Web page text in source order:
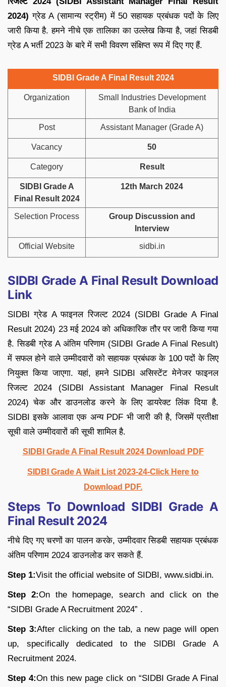
2024) ग्रेड A (सामान्य स्ट्रीम) में 50 सहायक प्रबंधक पदों के लिए
जारी किया है. हमने नीचे एक तालिका का उल्लेख किया है, जहां सिडबी
ग्रेड A भर्ती 2023 के बारे में सभी विवरण संक्षिप्त रूप में दिए गए हैं.
SIDBI Grade A Final Result 2024
Organization
Small Industries Development
Bank of India
Post Assistant Manager (Grade A)
Vacancy 50
Category Result
SIDBI Grade A
Final Result 2024
12th March 2024
Selection Process
Group Discussion and
Interview
Official Website sidbi.in
SIDBI Grade A Final Result Download
Link
SIDBI ग्रेड A फाइनल रिजल्ट 2024 (SIDBI Grade A Final
Result 2024) 23 मई 2024 को अधिकारिक तौर पर जारी किया गया
है. सिडबी ग्रेड A अंतिम परिणाम (SIDBI Grade A Final Result)
में सफल होने वाले उम्मीदवारों को सहायक प्रबंधक के 100 पदों के लिए
नियुक्त किया जाएगा. यहां, हमने SIDBI असिस्टेंट मेनेजर फाइनल
रिजल्ट 2024 (SIDBI Assistant Manager Final Result
2024) चेक और डाउनलोड करने के लिए डायरेक्ट लिंक दिया है.
SIDBI इसके आलावा एक अन्य PDF भी जारी की है, जिसमें प्रतीक्षा
सूची वाले उम्मीदवारों की सूची शामिल है.
SIDBI Grade A Final Result 2024 Download PDF
SIDBI Grade A Wait List 2023-24-Click Here to
Download PDF.
Steps To Download SIDBI Grade A
Final Result 2024
नीचे दिए गए चरणों का पालन करके, उम्मीदवार सिडबी सहायक प्रबंधक
अंतिम परिणाम 2024 डाउनलोड कर सकते हैं.
Step 1:Visit the official website of SIDBI, www.sidbi.in.
Step 2:On the homepage, search and click on the
“SIDBI Grade A Recruitment 2024” .
Step 3:After clicking on the tab, a new page will open
up, specifically dedicated to the SIDBI Grade A
Recruitment 2024.
Step 4:On this new page click on “SIDBI Grade A Final